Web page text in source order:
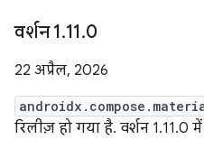
वर्शन 1.11.0
22 अप्रैल, 2026
रिलीज़ हो गया है. वर्शन 1.11.0 में